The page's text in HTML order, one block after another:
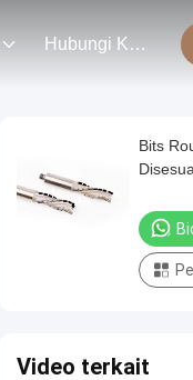
Hubungi Kami
Bits
Video terkait